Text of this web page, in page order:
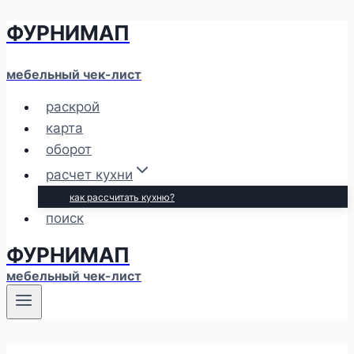
Перейти
содержимому
ФУРНИМАП
мебельный чек-лист
раскрой
карта
оборот
расчет кухни
как рассчитать кухню?
поиск
ФУРНИМАП
мебельный чек-лист